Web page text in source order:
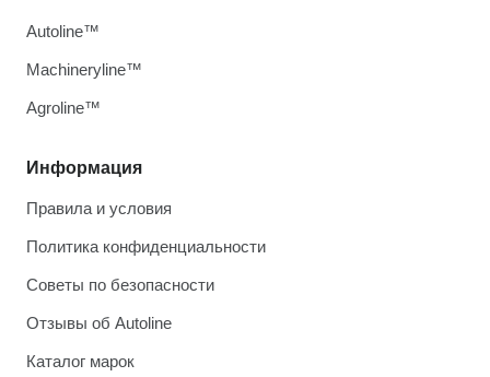
Информация
Правила и условия
Политика конфиденциальности
Советы по безопасности
Отзывы об Autoline
Каталог марок
Autoline™
Machineryline™
Agroline™